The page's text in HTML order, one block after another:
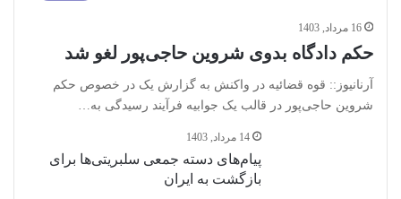
16 مرداد, 1403
حکم دادگاه بدوی شروین حاجی‌پور لغو شد
آرنانیوز:: قوه قضائیه در واکنش به گزارش یک در خصوص حکم
شروین حاجی‌پور در قالب یک جوابیه فرآیند رسیدگی به…
14 مرداد, 1403
پیام‌های دسته جمعی سلبریتی‌ها برای
بازگشت به ایران